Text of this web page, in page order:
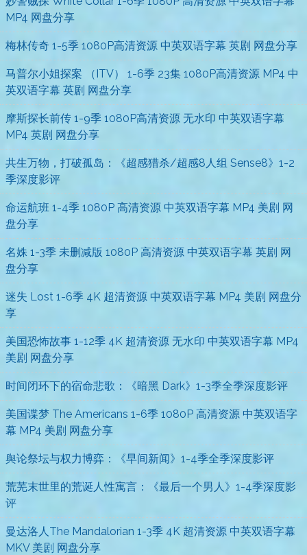
MP4 网盘分享
梅林传奇 1-5季 1080P高清资源 中英双语字幕 英剧 网盘分享
马普尔小姐探案 （ITV） 1-6季 23集 1080P高清资源 MP4 中
英双语字幕 英剧 网盘分享
摩斯探长前传 1-9季 1080P高清资源 无水印 中英双语字幕
MP4 英剧 网盘分享
共生万物，打破孤岛：《超感猎杀/超感8人组 Sense8》1-2
季深度影评
命运航班 1-4季 1080P 高清资源 中英双语字幕 MP4 美剧 网
盘分享
名姝 1-3季 未删减版 1080P 高清资源 中英双语字幕 英剧 网
盘分享
迷失 Lost 1-6季 4K 超清资源 中英双语字幕 MP4 美剧 网盘分
享
美国恐怖故事 1-12季 4K 超清资源 无水印 中英双语字幕 MP4
美剧 网盘分享
时间闭环下的宿命悲歌：《暗黑 Dark》1-3季全季深度影评
美国谍梦 The Americans 1-6季 1080P 高清资源 中英双语字
幕 MP4 美剧 网盘分享
舆论祭坛与权力博弈：《早间新闻》1-4季全季深度影评
荒芜末世里的荒诞人性寓言：《最后一个男人》1-4季深度影
评
曼达洛人The Mandalorian 1-3季 4K 超清资源 中英双语字幕
MKV 美剧 网盘分享